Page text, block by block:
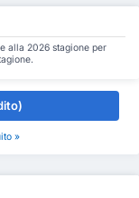
alla 2026 stagione per
»